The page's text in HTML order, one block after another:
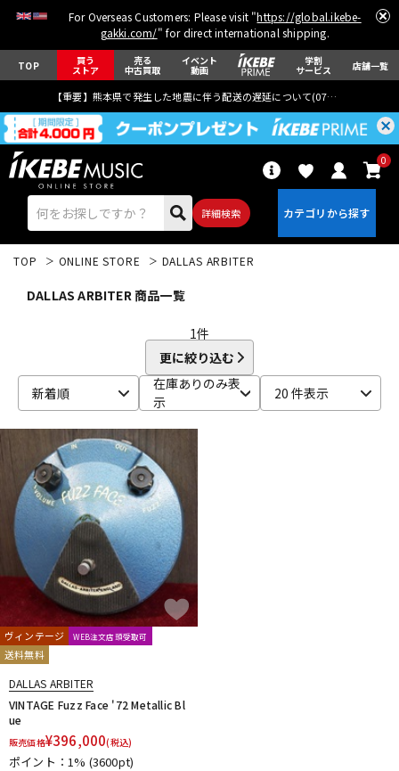
For Overseas Customers: Please visit "https://global.ikebe-
gakki.com/" for direct international shipping.
TOP 買う
ストア
売る
中古買取
イベント
動画
学割
サービス 店舗一覧
【重要】熊本県で発生した地震に伴う配送の遅延について(07月29日
詳細検索
0
ベース
ドラム
キーボード
管楽器
アンプ
DJ機器
TOP ONLINE STORE DALLAS ARBITER
DALLAS ARBITER 商品一覧
1件
更に絞り込む
新着順
在庫ありのみ表
示
20 件表示
ヴィンテージ WEB注文店頭受取可
送料無料
DALLAS ARBITER
VINTAGE Fuzz Face '72 Metallic Bl
ue
販売価格¥396,000(税込)
ポイント：1% (3600pt)